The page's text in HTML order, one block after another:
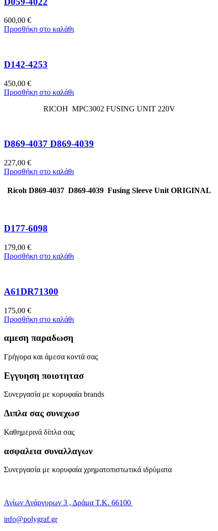
600,00 €
Προσθήκη στο καλάθι
D142-4253
450,00 €
Προσθήκη στο καλάθι
RICOH MPC3002 FUSING UNIT 220V
D869-4037 D869-4039
227,00 €
Προσθήκη στο καλάθι
Ricoh D869-4037 D869-4039 Fusing Sleeve Unit ORIGINAL
D177-6098
179,00 €
Προσθήκη στο καλάθι
A61DR71300
175,00 €
Προσθήκη στο καλάθι
αμεση παραδωση
Γρήγορα και άμεσα κοντά σας
Εγγυηση ποιοτητασ
Συνεργασία με κορυφαία brands
Διπλα σας συνεχωσ
Καθημερινά δίπλα σας
ασφαλεια συναλλαγων
Συνεργασία με κορυφαία χρηματοπιστωτικά ιδρύματα
Αγίων Ανάργυρων 3 , Δράμα Τ.Κ. 66100
info@polygraf.gr